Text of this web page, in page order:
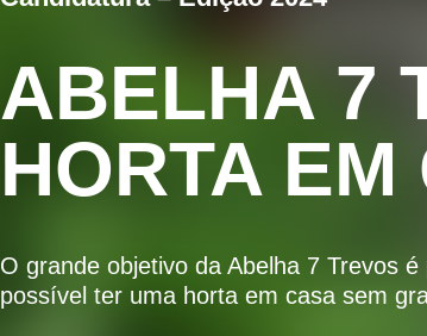
ABELHA 7
HORTA EM
O grande objetivo da Abelha 7 Trevos
possível ter uma horta em casa sem